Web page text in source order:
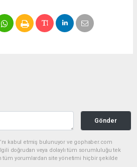
Gönder
kabul etmiş bulunuyor ve gophaber.com
doğrudan veya dolaylı tüm sorumluluğu tek
tüm yorumlardan site yönetimi hiçbir şekilde